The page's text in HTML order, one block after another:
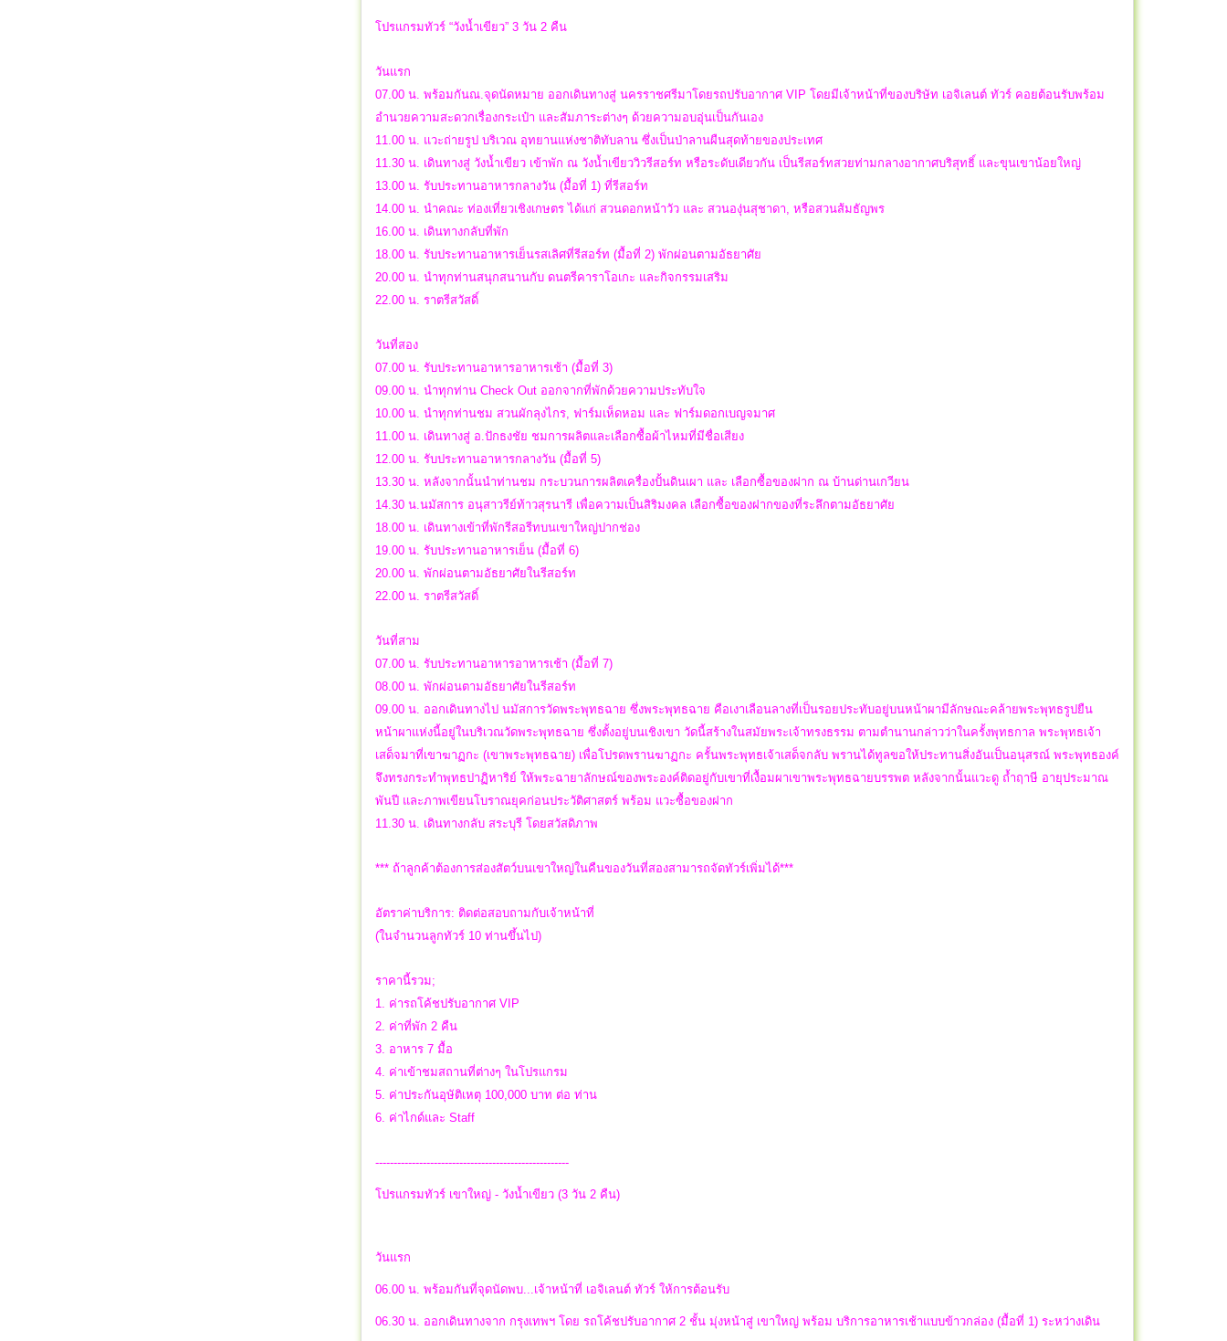
โปรแกรมทัวร์ “วังน้ำเขียว” 3 วัน 2 คืน
วันแรก
07.00 น. พร้อมกันณ.จุดนัดหมาย ออกเดินทางสู่ นครราชศรีมาโดยรถปรับอากาศ VIP โดยมีเจ้าหน้าที่ของบริษัท เอจิเลนต์ ทัวร์ คอยต้อนรับพร้อม
อำนวยความสะดวกเรื่องกระเป๋า และสัมภาระต่างๆ ด้วยความอบอุ่นเป็นกันเอง
11.00 น. แวะถ่ายรูป บริเวณ อุทยานแห่งชาติทับลาน ซึ่งเป็นป่าลานผืนสุดท้ายของประเทศ
11.30 น. เดินทางสู่ วังน้ำเขียว เข้าพัก ณ วังน้ำเขียววิวรีสอร์ท หรือระดับเดียวกัน เป็นรีสอร์ทสวยท่ามกลางอากาศบริสุทธิ์ และขุนเขาน้อยใหญ่
13.00 น. รับประทานอาหารกลางวัน (มื้อที่ 1) ที่รีสอร์ท
14.00 น. นำคณะ ท่องเที่ยวเชิงเกษตร ได้แก่ สวนดอกหน้าวัว และ สวนองุ่นสุชาดา, หรือสวนส้มธัญพร
16.00 น. เดินทางกลับที่พัก
18.00 น. รับประทานอาหารเย็นรสเลิศที่รีสอร์ท (มื้อที่ 2) พักผ่อนตามอัธยาศัย
20.00 น. นำทุกท่านสนุกสนานกับ ดนตรีคาราโอเกะ และกิจกรรมเสริม
22.00 น. ราตรีสวัสดิ์
วันที่สอง
07.00 น. รับประทานอาหารอาหารเช้า (มื้อที่ 3)
09.00 น. นำทุกท่าน Check Out ออกจากที่พักด้วยความประทับใจ
10.00 น. นำทุกท่านชม สวนผักลุงไกร, ฟาร์มเห็ดหอม และ ฟาร์มดอกเบญจมาศ
11.00 น. เดินทางสู่ อ.ปักธงชัย ชมการผลิตและเลือกซื้อผ้าไหมที่มีชื่อเสียง
12.00 น. รับประทานอาหารกลางวัน (มื้อที่ 5)
13.30 น. หลังจากนั้นนำท่านชม กระบวนการผลิตเครื่องปั้นดินเผา และ เลือกซื้อของฝาก ณ บ้านด่านเกวียน
14.30 น.นมัสการ อนุสาวรีย์ท้าวสุรนารี เพื่อความเป็นสิริมงคล เลือกซื้อของฝากของที่ระลึกตามอัธยาศัย
18.00 น. เดินทางเข้าที่พักรีสอรีทบนเขาใหญ่ปากช่อง
19.00 น. รับประทานอาหารเย็น (มื้อที่ 6)
20.00 น. พักผ่อนตามอัธยาศัยในรีสอร์ท
22.00 น. ราตรีสวัสดิ์
วันที่สาม
07.00 น. รับประทานอาหารอาหารเช้า (มื้อที่ 7)
08.00 น. พักผ่อนตามอัธยาศัยในรีสอร์ท
09.00 น. ออกเดินทางไป นมัสการวัดพระพุทธฉาย ซึ่งพระพุทธฉาย คือเงาเลือนลางที่เป็นรอยประทับอยู่บนหน้าผามีลักษณะคล้ายพระพุทธรูปยืน
หน้าผาแห่งนี้อยู่ในบริเวณวัดพระพุทธฉาย ซึ่งตั้งอยู่บนเชิงเขา วัดนี้สร้างในสมัยพระเจ้าทรงธรรม ตามตำนานกล่าวว่าในครั้งพุทธกาล พระพุทธเจ้า
เสด็จมาที่เขาฆาฏกะ (เขาพระพุทธฉาย) เพื่อโปรดพรานฆาฏกะ ครั้นพระพุทธเจ้าเสด็จกลับ พรานได้ทูลขอให้ประทานสิ่งอันเป็นอนุสรณ์ พระพุทธองค์
จึงทรงกระทำพุทธปาฏิหาริย์ ให้พระฉายาลักษณ์ของพระองค์ติดอยู่กับเขาที่เงื้อมผาเขาพระพุทธฉายบรรพต หลังจากนั้นแวะดู ถ้ำฤาษี อายุประมาณ
พันปี และภาพเขียนโบราณยุคก่อนประวัติศาสตร์ พร้อม แวะซื้อของฝาก
11.30 น. เดินทางกลับ สระบุรี โดยสวัสดิภาพ
*** ถ้าลูกค้าต้องการส่องสัตว์บนเขาใหญ่ในคืนของวันที่สองสามารถจัดทัวร์เพิ่มได้***
อัตราค่าบริการ: ติดต่อสอบถามกับเจ้าหน้าที่
(ในจำนวนลูกทัวร์ 10 ท่านขึ้นไป)
ราคานี้รวม;
1. ค่ารถโค้ชปรับอากาศ VIP
2. ค่าที่พัก 2 คืน
3. อาหาร 7 มื้อ
4. ค่าเข้าชมสถานที่ต่างๆ ในโปรแกรม
5. ค่าประกันอุษัติเหตุ 100,000 บาท ต่อ ท่าน
6. ค่าไกด์และ Staff
-----------------------------------------------------
โปรแกรมทัวร์ เขาใหญ่ - วังน้ำเขียว (3 วัน 2 คืน)
วันแรก
06.00 น. พร้อมกันที่จุดนัดพบ...เจ้าหน้าที่ เอจิเลนต์ ทัวร์ ให้การต้อนรับ
06.30 น. ออกเดินทางจาก กรุงเทพฯ โดย รถโค้ชปรับอากาศ 2 ชั้น มุ่งหน้าสู่ เขาใหญ่ พร้อม บริการอาหารเช้าแบบข้าวกล่อง (มื้อที่ 1) ระหว่างเดิน